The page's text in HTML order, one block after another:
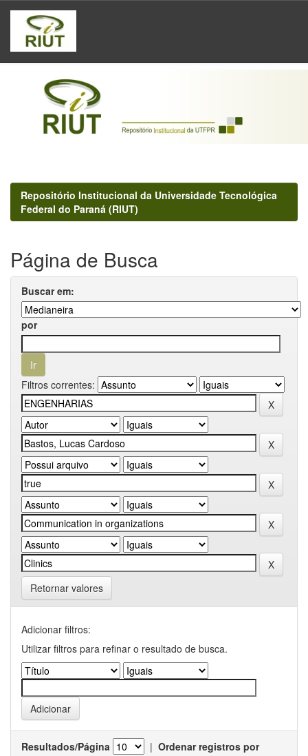
Skip
navigation
Repositório Institucional da Universidade Tecnológica
Federal do Paraná (RIUT)
Página de Busca
Buscar em:
por
Filtros correntes:
Retornar valores
Adicionar filtros:
Utilizar filtros para refinar o resultado de busca.
Resultados/Página | Ordenar registros por